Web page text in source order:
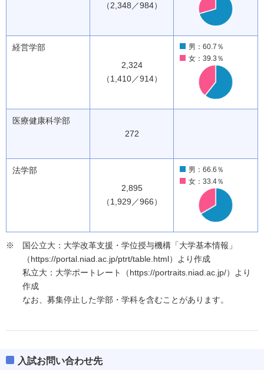
（2,348／984）
経営学部
2,324
（1,410／914）
男：60.7％
女：39.3％
医療健康科学部
272
法学部
2,895
（1,929／966）
男：66.6％
女：33.4％
国公立大：大学改革支援・学位授与機構「大学基本情報」
（https://portal.niad.ac.jp/ptrt/table.html）より作成
私立大：大学ポートレート（https://portraits.niad.ac.jp/）より
作成
なお、募集停止した学部・学科を含むことがあります。
入試お問い合わせ先